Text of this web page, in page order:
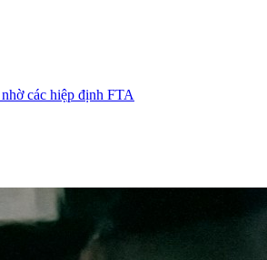
các hiệp định FTA